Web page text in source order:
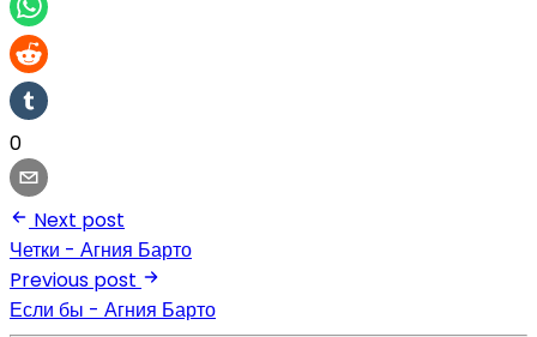
0
Next post
Четки - Агния Барто
Previous post
Если бы - Агния Барто